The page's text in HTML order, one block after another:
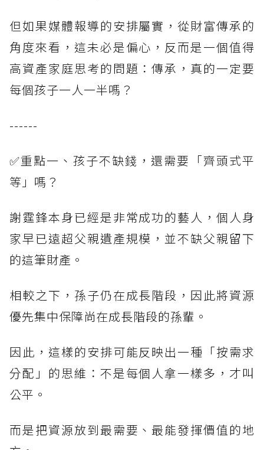
但如果媒體報導的安排屬實，從財富傳承的
角度來看，這未必是偏心，反而是一個值得
高資產家庭思考的問題：傳承，真的一定要
每個孩子一人一半嗎？
------
✅重點一、孩子不缺錢，還需要「齊頭式平
等」嗎？
謝霆鋒本身已經是非常成功的藝人，個人身
家早已遠超父親遺產規模，並不缺父親留下
的這筆財產。
相較之下，孫子仍在成長階段，因此將資源
優先集中保障尚在成長階段的孫輩。
因此，這樣的安排可能反映出一種「按需求
分配」的思維：不是每個人拿一樣多，才叫
公平。
而是把資源放到最需要、最能發揮價值的地